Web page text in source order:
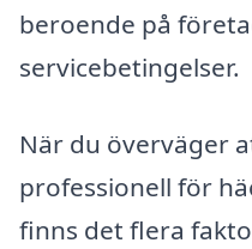
beroende på
servicebetingelser.
När du överväger
professionell för
finns det flera